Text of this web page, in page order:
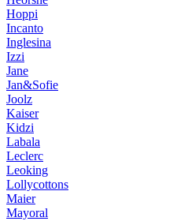
Hoppi
Incanto
Inglesina
Izzi
Jane
Jan&Sofie
Joolz
Kaiser
Kidzi
Labala
Leclerc
Leoking
Lollycottons
Maier
Mayoral